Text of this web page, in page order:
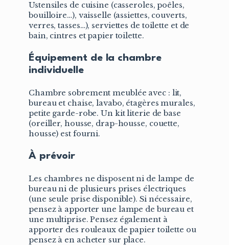
Ustensiles de cuisine (casseroles, poêles,
bouilloire…), vaisselle (assiettes, couverts,
verres, tasses…), serviettes de toilette et de
bain, cintres et papier toilette.
Équipement de la chambre
individuelle
Chambre sobrement meublée avec : lit,
bureau et chaise, lavabo, étagères murales,
petite garde-robe. Un kit literie de base
(oreiller, housse, drap-housse, couette,
housse) est fourni.
À prévoir
Les chambres ne disposent ni de lampe de
bureau ni de plusieurs prises électriques
(une seule prise disponible). Si nécessaire,
pensez à apporter une lampe de bureau et
une multiprise. Pensez également à
apporter des rouleaux de papier toilette ou
pensez à en acheter sur place.